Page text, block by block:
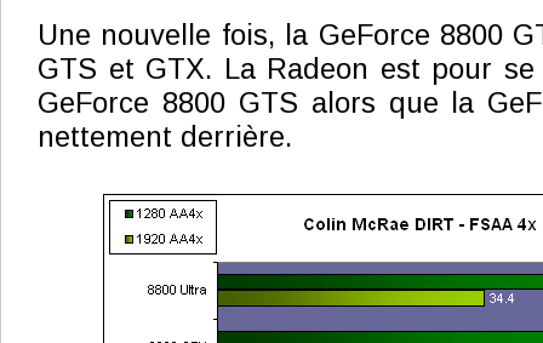
Une nouvelle fois, la GeForce 8800
GTS et GTX. La Radeon est pour
GeForce 8800 GTS alors que la
nettement derrière.